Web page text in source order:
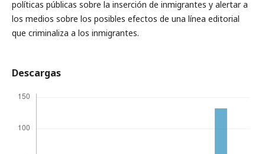
políticas públicas sobre la inserción de inmigrantes y alertar a
los medios sobre los posibles efectos de una línea editorial
que criminaliza a los inmigrantes.
Descargas